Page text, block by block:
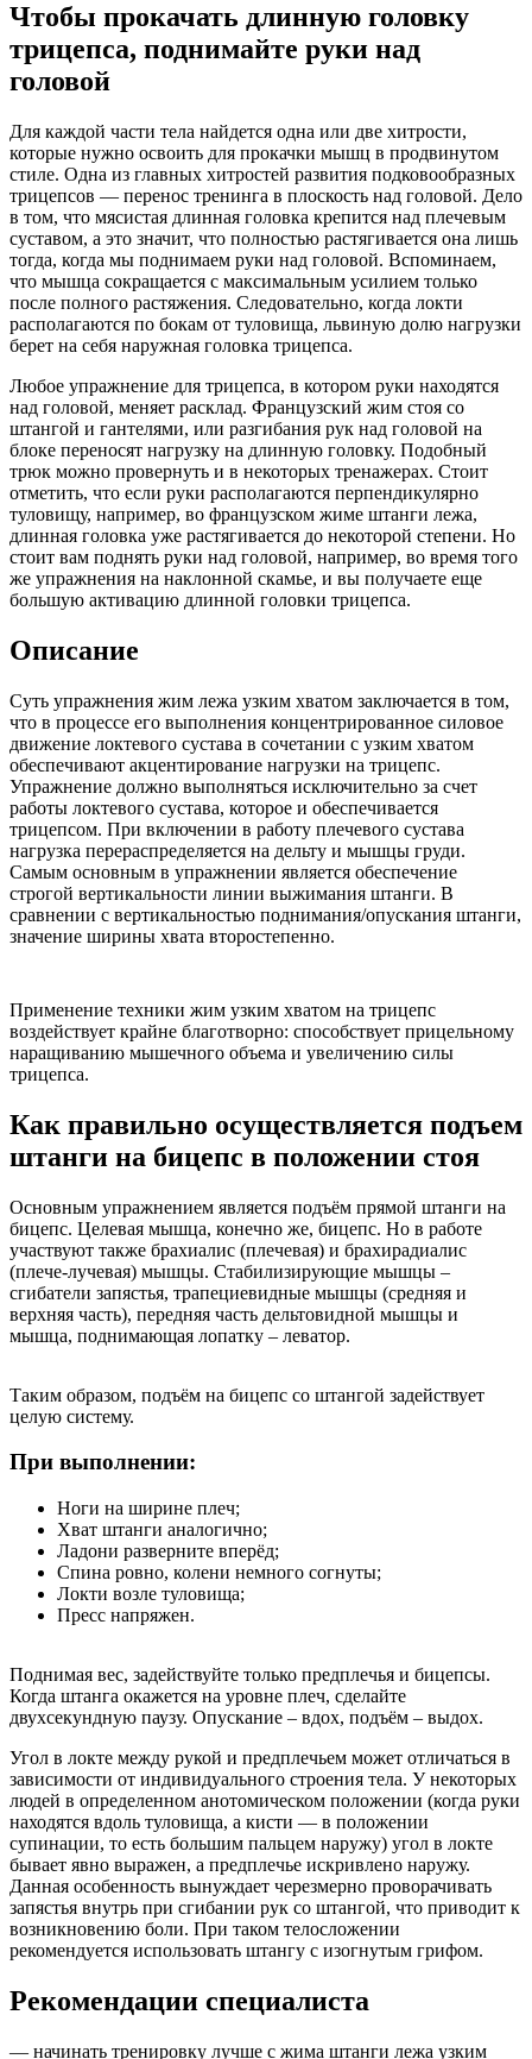
Чтобы прокачать длинную головку
трицепса, поднимайте руки над
головой
Для каждой части тела найдется одна или две хитрости,
которые нужно освоить для прокачки мышц в продвинутом
стиле. Одна из главных хитростей развития подковообразных
трицепсов — перенос тренинга в плоскость над головой. Дело
в том, что мясистая длинная головка крепится над плечевым
суставом, а это значит, что полностью растягивается она лишь
тогда, когда мы поднимаем руки над головой. Вспоминаем,
что мышца сокращается с максимальным усилием только
после полного растяжения. Следовательно, когда локти
располагаются по бокам от туловища, львиную долю нагрузки
берет на себя наружная головка трицепса.
Любое упражнение для трицепса, в котором руки находятся
над головой, меняет расклад. Французский жим стоя со
штангой и гантелями, или разгибания рук над головой на
блоке переносят нагрузку на длинную головку. Подобный
трюк можно провернуть и в некоторых тренажерах. Стоит
отметить, что если руки располагаются перпендикулярно
туловищу, например, во французском жиме штанги лежа,
длинная головка уже растягивается до некоторой степени. Но
стоит вам поднять руки над головой, например, во время того
же упражнения на наклонной скамье, и вы получаете еще
большую активацию длинной головки трицепса.
Описание
Суть упражнения жим лежа узким хватом заключается в том,
что в процессе его выполнения концентрированное силовое
движение локтевого сустава в сочетании с узким хватом
обеспечивают акцентирование нагрузки на трицепс.
Упражнение должно выполняться исключительно за счет
работы локтевого сустава, которое и обеспечивается
трицепсом. При включении в работу плечевого сустава
нагрузка перераспределяется на дельту и мышцы груди.
Самым основным в упражнении является обеспечение
строгой вертикальности линии выжимания штанги. В
сравнении с вертикальностью поднимания/опускания штанги,
значение ширины хвата второстепенно.
Применение техники жим узким хватом на трицепс
воздействует крайне благотворно: способствует прицельному
наращиванию мышечного объема и увеличению силы
трицепса.
Как правильно осуществляется подъем
штанги на бицепс в положении стоя
Основным упражнением является подъём прямой штанги на
бицепс. Целевая мышца, конечно же, бицепс. Но в работе
участвуют также брахиалис (плечевая) и брахирадиалис
(плече-лучевая) мышцы. Стабилизирующие мышцы –
сгибатели запястья, трапециевидные мышцы (средняя и
верхняя часть), передняя часть дельтовидной мышцы и
мышца, поднимающая лопатку – леватор.
Таким образом, подъём на бицепс со штангой задействует
целую систему.
При выполнении:
Ноги на ширине плеч;
Хват штанги аналогично;
Ладони разверните вперёд;
Спина ровно, колени немного согнуты;
Локти возле туловища;
Пресс напряжен.
Поднимая вес, задействуйте только предплечья и бицепсы.
Когда штанга окажется на уровне плеч, сделайте
двухсекундную паузу. Опускание – вдох, подъём – выдох.
Угол в локте между рукой и предплечьем может отличаться в
зависимости от индивидуального строения тела. У некоторых
людей в определенном анотомическом положении (когда руки
находятся вдоль туловища, а кисти — в положении
супинации, то есть большим пальцем наружу) угол в локте
бывает явно выражен, а предплечье искривлено наружу.
Данная особенность вынуждает черезмерно проворачивать
запястья внутрь при сгибании рук со штангой, что приводит к
возникновению боли. При таком телосложении
рекомендуется использовать штангу с изогнутым грифом.
Рекомендации специалиста
— начинать тренировку лучше с жима штанги лежа узким